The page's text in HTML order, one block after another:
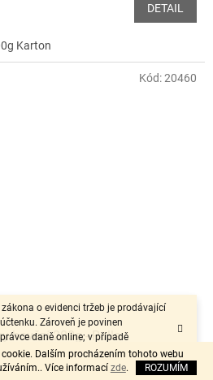
Dalším procházením tohoto webu
Více informací zde. ROZUMÍM
o evidenci tržeb je prodávající
Zároveň je povinen
daně online; v případě
do 48 hodin.“
DETAIL
Karton
hovězí 200g - Rolls
Kód:20460